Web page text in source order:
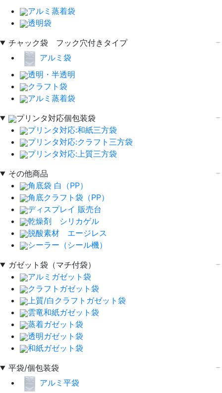
アルミ蒸着袋
透明袋
チャック袋 フック穴付きタイプ
アルミ袋
透明・半透明
クラフト袋
アルミ蒸着袋
プリンタ対応個包装袋
プリンタ対応:和紙三方袋
プリンタ対応:クラフト三方袋
プリンタ対応:上質三方袋
その他商品
角底袋 白（PP）
角底クラフト袋（PP）
ディスプレイ 販売台
乾燥剤 シリカゲル
脱酸素材 エージレス
シーラー（シール機）
ガゼット袋（マチ付袋）
アルミガゼット袋
クラフトガゼット袋
上質/白クラフトガゼット袋
雲竜和紙ガゼット袋
蒸着ガゼット袋
透明ガゼット袋
和紙ガゼット袋
平袋/個包装袋
アルミ平袋